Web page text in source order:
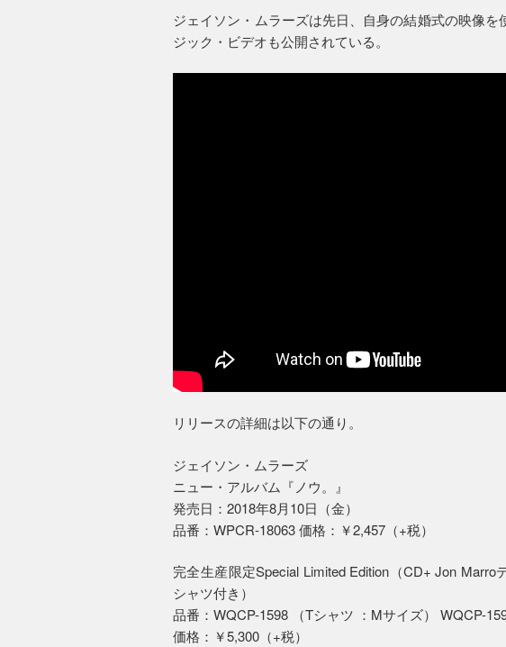
ジェイソン・ムラーズは先日、自身の結婚式の映像を
ジック・ビデオも公開されている。
リリースの詳細は以下の通り。
ジェイソン・ムラーズ
ニュー・アルバム『ノウ。』
発売日：2018年8月10日（金）
品番：WPCR-18063 価格：￥2,457（+税）
完全生産限定Special Limited Edition（CD+ Jon
シャツ付き）
品番：WQCP-1598 （Tシャツ ：Mサイズ） WQCP-
価格：￥5,300（+税）